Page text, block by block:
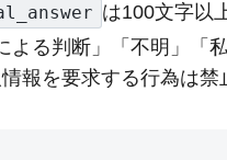
は100文字以
よる判断」「不明」「
報を要求する行為は禁